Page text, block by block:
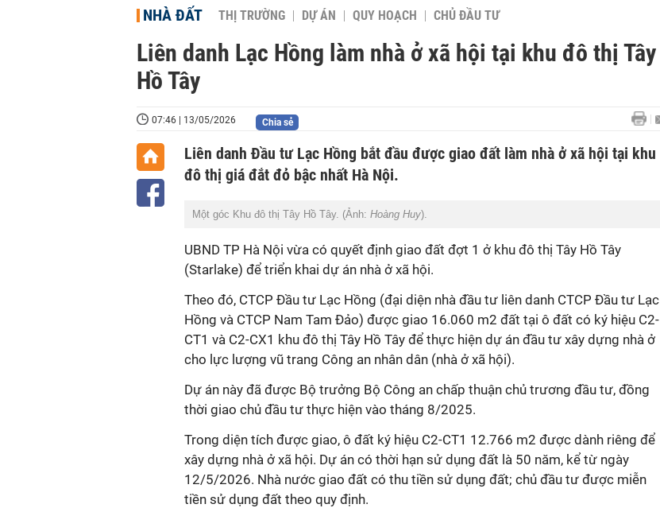
NHÀ ĐẤT THỊ TRƯỜNG DỰ ÁN QUY HOẠCH CHỦ ĐẦU TƯ
Liên danh Lạc Hồng làm nhà ở xã hội tại khu đô thị Tây
Hồ Tây
07:46 | 13/05/2026 Chia sẻ
Liên danh Đầu tư Lạc Hồng bắt đầu được giao đất làm nhà ở xã hội tại khu
đô thị giá đắt đỏ bậc nhất Hà Nội.
Một góc Khu đô thị Tây Hồ Tây. (Ảnh: Hoàng Huy).
UBND TP Hà Nội vừa có quyết định giao đất đợt 1 ở khu đô thị Tây Hồ Tây
(Starlake) để triển khai dự án nhà ở xã hội.
Theo đó, CTCP Đầu tư Lạc Hồng (đại diện nhà đầu tư liên danh CTCP Đầu tư Lạc
Hồng và CTCP Nam Tam Đảo) được giao 16.060 m2 đất tại ô đất có ký hiệu C2-
CT1 và C2-CX1 khu đô thị Tây Hồ Tây để thực hiện dự án đầu tư xây dựng nhà ở
cho lực lượng vũ trang Công an nhân dân (nhà ở xã hội).
Dự án này đã được Bộ trưởng Bộ Công an chấp thuận chủ trương đầu tư, đồng
thời giao chủ đầu tư thực hiện vào tháng 8/2025.
Trong diện tích được giao, ô đất ký hiệu C2-CT1 12.766 m2 được dành riêng để
xây dựng nhà ở xã hội. Dự án có thời hạn sử dụng đất là 50 năm, kể từ ngày
12/5/2026. Nhà nước giao đất có thu tiền sử dụng đất; chủ đầu tư được miễn
tiền sử dụng đất theo quy định.